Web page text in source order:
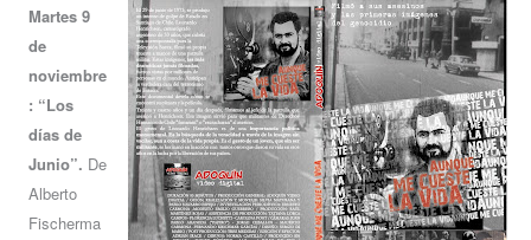
Martes 9
de
noviembre
: “Los
días de
Junio”. De
Alberto
Fischerma